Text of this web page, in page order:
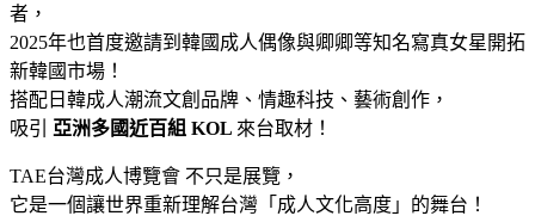
者，
2025年也首度邀請到韓國成人偶像與卿卿等知名寫真女星開拓
新韓國市場！
搭配日韓成人潮流文創品牌、情趣科技、藝術創作，
吸引
亞洲多國近百組 KOL 來台取材！
TAE台灣成人博覽會 不只是展覽，
它是一個讓世界重新理解台灣「成人文化高度」的舞台！